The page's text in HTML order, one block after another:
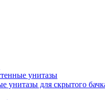
унитазы
унитазы для скрытого